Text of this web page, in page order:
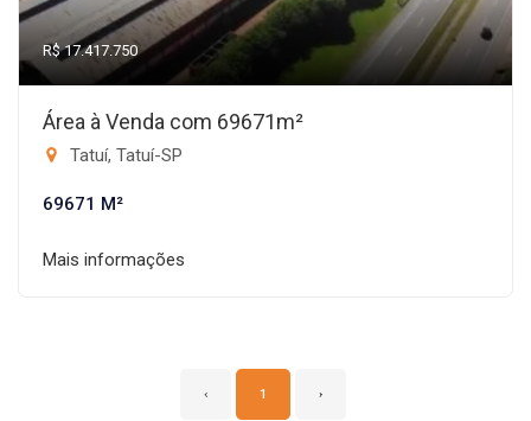
R$ 17.417.750
Área à Venda com 69671m²
Tatuí, Tatuí-SP
69671 M²
Mais informações
‹ 1 ›